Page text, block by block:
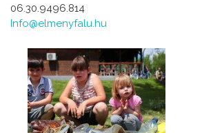
06.30.9496.814
Info@elmenyfalu.hu